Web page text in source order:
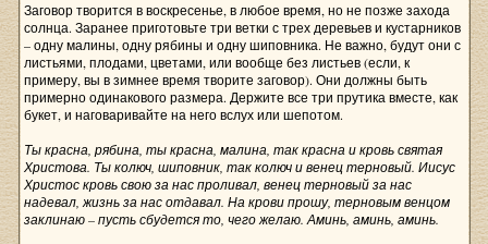
Заговор творится в воскресенье, в любое время, но не позже захода
солнца. Заранее приготовьте три ветки с трех деревьев и кустарников
– одну малины, одну рябины и одну шиповника. Не важно, будут они с
листьями, плодами, цветами, или вообще без листьев (если, к
примеру, вы в зимнее время творите заговор). Они должны быть
примерно одинакового размера. Держите все три прутика вместе, как
букет, и наговаривайте на него вслух или шепотом.
Ты красна, рябина, ты красна, малина, так красна и кровь святая
Христова. Ты колюч, шиповник, так колюч и венец терновый. Иисус
Христос кровь свою за нас проливал, венец терновый за нас
надевал, жизнь за нас отдавал. На крови прошу, терновым венцом
заклинаю – пусть сбудется то, чего желаю. Аминь, аминь, аминь.